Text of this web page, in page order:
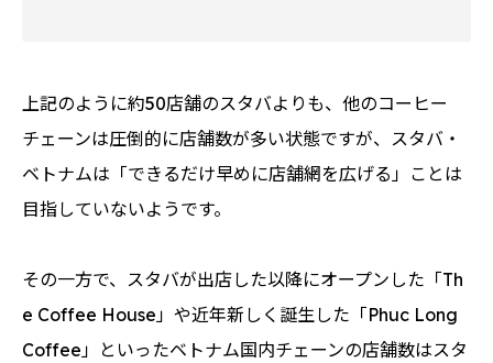
上記のように約50店舗のスタバよりも、他のコーヒー
チェーンは圧倒的に店舗数が多い状態ですが、スタバ・
ベトナムは「できるだけ早めに店舗網を広げる」ことは
目指していないようです。
その一方で、スタバが出店した以降にオープンした「Th
e Coffee House」や近年新しく誕生した「Phuc Long
Coffee」といったベトナム国内チェーンの店舗数はスタ